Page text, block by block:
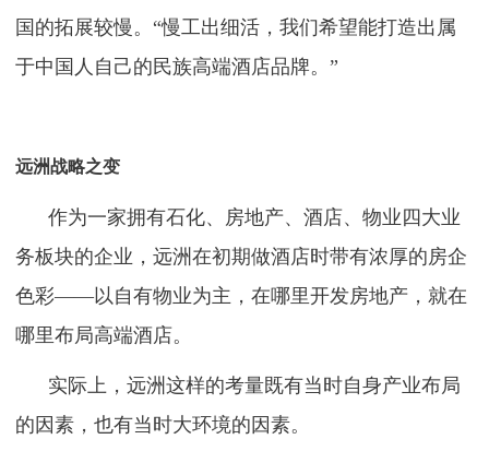
国的拓展较慢。“慢工出细活，我们希望能打造出属
于中国人自己的民族高端酒店品牌。”
远洲战略之变
作为一家拥有石化、房地产、酒店、物业四大业
务板块的企业，远洲在初期做酒店时带有浓厚的房企
色彩——以自有物业为主，在哪里开发房地产，就在
哪里布局高端酒店。
实际上，远洲这样的考量既有当时自身产业布局
的因素，也有当时大环境的因素。